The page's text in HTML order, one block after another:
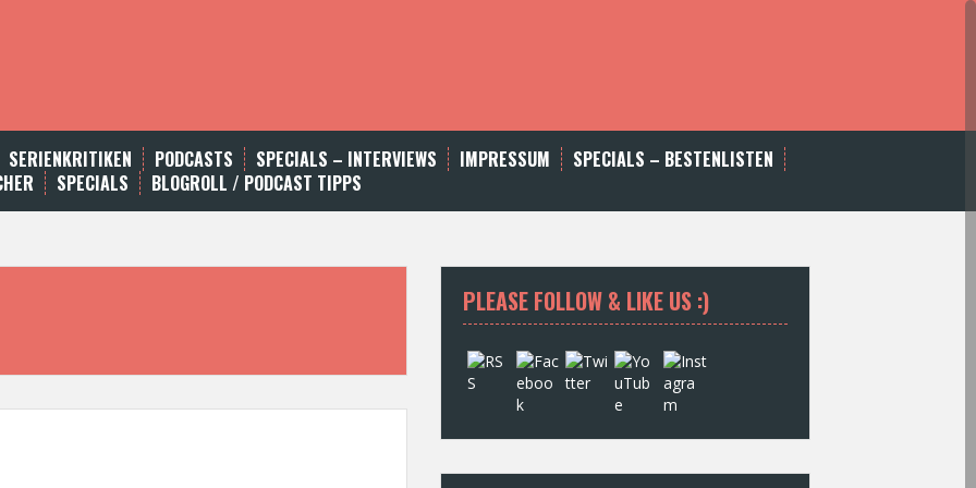
SERIENKRITIKEN PODCASTS SPECIALS – INTERVIEWS IMPRESSUM
SPECIALS – BESTENLISTEN
SPECIALS BLOGROLL / PODCAST TIPPS
PLEASE FOLLOW & LIKE US :)